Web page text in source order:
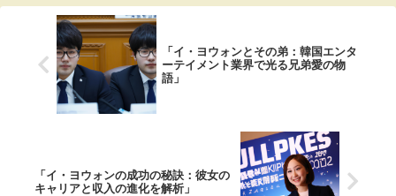
「イ・ヨウォンとその弟：韓国エンタ
ーテイメント業界で光る兄弟愛の物
語」
「イ・ヨウォンの成功の秘訣：彼女の
キャリアと収入の進化を解析」